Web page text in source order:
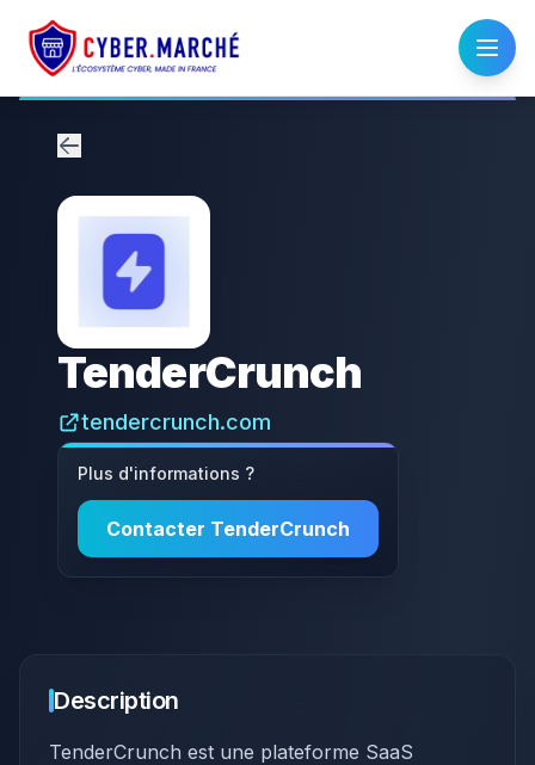
TenderCrunch
tendercrunch.com
Plus d'informations ?
Contacter TenderCrunch
Description
TenderCrunch est une plateforme SaaS